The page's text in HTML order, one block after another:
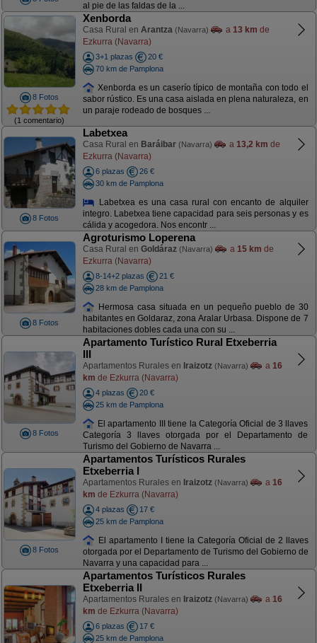
al pie de las faldas de la ...
8 Fotos
(1 comentario)
Xenborda
Casa Rural en Arantza (Navarra) a 13 km de
Ezkurra (Navarra)
3+1 plazas
20 €
70 km de Pamplona
Xenborda es un caserío típico de montaña con todo el
sabor rústico. Es una casa aislada en plena naturaleza, en
un paraje rodeado de bosques ...
8 Fotos
Labetxea
Casa Rural en Baráibar (Navarra) a 13,2 km de
Ezkurra (Navarra)
6 plazas
26 €
30 km de Pamplona
Labetxea es una casa rural con encanto de alquiler
integro. Labetxea tiene capacidad para seis personas y es
cálida y acogedora. Nos encontr ...
8 Fotos
Agroturismo Loperena
Casa Rural en Goldáraz (Navarra) a 15 km de
Ezkurra (Navarra)
8-14+2 plazas
21 €
28 km de Pamplona
Hermosa casa situada en un pequeño pueblo de 30
habitantes en Goldaraz, zona Aralar Urbasa. Dispone de 7
habitaciones dobles cada una con su ...
8 Fotos
Apartamento Turístico Rural Etxeberria
III
Apartamentos Rurales en Iraizotz (Navarra) a 16
km de Ezkurra (Navarra)
4 plazas
20 €
25 km de Pamplona
El apartamento III tiene la Categoría Oficial de 3 llaves
Categoría 3 llaves otorgada por el Departamento de
Turismo del Gobierno de Navarra ...
8 Fotos
Apartamentos Turísticos Rurales
Etxeberria I
Apartamentos Rurales en Iraizotz (Navarra) a 16
km de Ezkurra (Navarra)
4 plazas
17 €
25 km de Pamplona
El apartamento I tiene la Categoría Oficial de 2 llaves
otorgada por el Departamento de Turismo del Gobierno de
Navarra y una capacidad para ...
Apartamentos Turísticos Rurales
Etxeberria II
Apartamentos Rurales en Iraizotz (Navarra) a 16
km de Ezkurra (Navarra)
6 plazas
17 €
25 km de Pamplona